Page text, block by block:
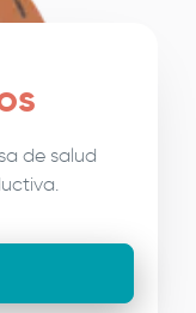
de salud